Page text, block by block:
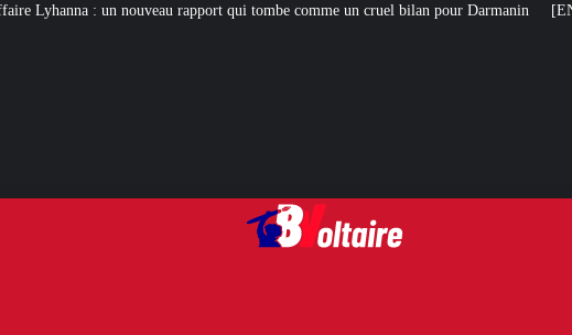
qui tombe comme un cruel bilan pour Darmanin [ENQUÊTE] Nos nouvelles